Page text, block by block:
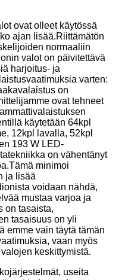
ovat olleet käytössä
ajan lisää.Riittämätön
normaaliin
valot on päivitettävä
harjoitus- ja
varten:
on
ovat tehneet
käytetään 64kpl
12kpl lavalla, 52kpl
193 W LED-
on vähentänyt
minimoi
ja lisää
voidaan nähdä,
mustaa varjoa ja
on tasaista,
tasaisuus on yli
emme vain täytä tämän
vaan myös
keskittymistä.
useita